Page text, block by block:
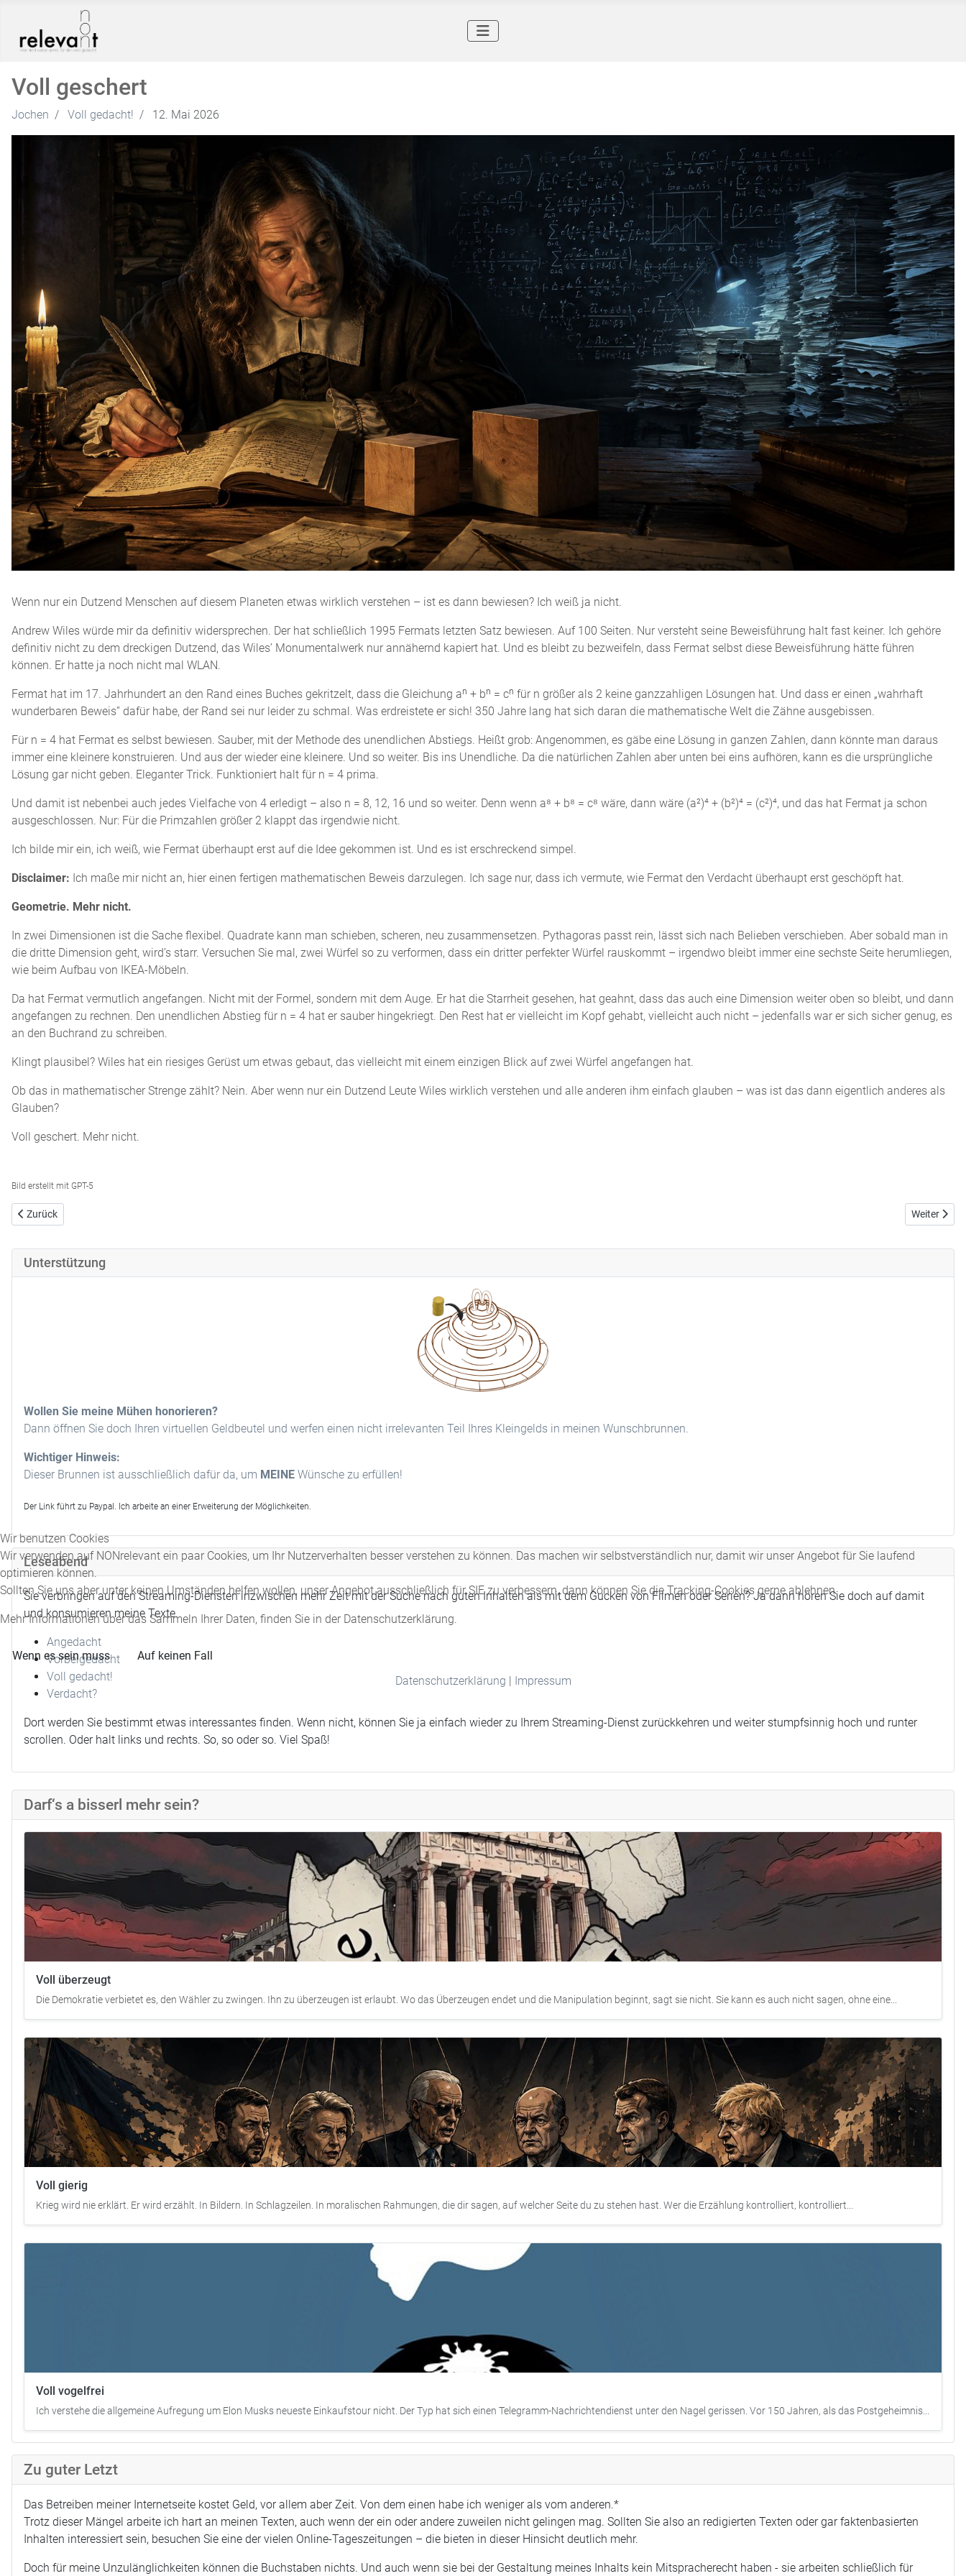
Voll geschert
Jochen Voll gedacht! 12. Mai 2026
Wenn nur ein Dutzend Menschen auf diesem Planeten etwas wirklich verstehen – ist es dann bewiesen? Ich weiß ja nicht.
Andrew Wiles würde mir da definitiv widersprechen. Der hat schließlich 1995 Fermats letzten Satz bewiesen. Auf 100 Seiten. Nur versteht seine Beweisführung halt fast keiner. Ich gehöre
definitiv nicht zu dem dreckigen Dutzend, das Wiles’ Monumentalwerk nur annähernd kapiert hat. Und es bleibt zu bezweifeln, dass Fermat selbst diese Beweisführung hätte führen
können. Er hatte ja noch nicht mal WLAN.
Fermat hat im 17. Jahrhundert an den Rand eines Buches gekritzelt, dass die Gleichung aⁿ + bⁿ = cⁿ für n größer als 2 keine ganzzahligen Lösungen hat. Und dass er einen „wahrhaft
wunderbaren Beweis” dafür habe, der Rand sei nur leider zu schmal. Was erdreistete er sich! 350 Jahre lang hat sich daran die mathematische Welt die Zähne ausgebissen.
Für n = 4 hat Fermat es selbst bewiesen. Sauber, mit der Methode des unendlichen Abstiegs. Heißt grob: Angenommen, es gäbe eine Lösung in ganzen Zahlen, dann könnte man daraus
immer eine kleinere konstruieren. Und aus der wieder eine kleinere. Und so weiter. Bis ins Unendliche. Da die natürlichen Zahlen aber unten bei eins aufhören, kann es die ursprüngliche
Lösung gar nicht geben. Eleganter Trick. Funktioniert halt für n = 4 prima.
Und damit ist nebenbei auch jedes Vielfache von 4 erledigt – also n = 8, 12, 16 und so weiter. Denn wenn a⁸ + b⁸ = c⁸ wäre, dann wäre (a²)⁴ + (b²)⁴ = (c²)⁴, und das hat Fermat ja schon
ausgeschlossen. Nur: Für die Primzahlen größer 2 klappt das irgendwie nicht.
Ich bilde mir ein, ich weiß, wie Fermat überhaupt erst auf die Idee gekommen ist. Und es ist erschreckend simpel.
Disclaimer: Ich maße mir nicht an, hier einen fertigen mathematischen Beweis darzulegen. Ich sage nur, dass ich vermute, wie Fermat den Verdacht überhaupt erst geschöpft hat.
Geometrie. Mehr nicht.
In zwei Dimensionen ist die Sache flexibel. Quadrate kann man schieben, scheren, neu zusammensetzen. Pythagoras passt rein, lässt sich nach Belieben verschieben. Aber sobald man in
die dritte Dimension geht, wird’s starr. Versuchen Sie mal, zwei Würfel so zu verformen, dass ein dritter perfekter Würfel rauskommt – irgendwo bleibt immer eine sechste Seite herumliegen,
wie beim Aufbau von IKEA-Möbeln.
Da hat Fermat vermutlich angefangen. Nicht mit der Formel, sondern mit dem Auge. Er hat die Starrheit gesehen, hat geahnt, dass das auch eine Dimension weiter oben so bleibt, und dann
angefangen zu rechnen. Den unendlichen Abstieg für n = 4 hat er sauber hingekriegt. Den Rest hat er vielleicht im Kopf gehabt, vielleicht auch nicht – jedenfalls war er sich sicher genug, es
an den Buchrand zu schreiben.
Klingt plausibel? Wiles hat ein riesiges Gerüst um etwas gebaut, das vielleicht mit einem einzigen Blick auf zwei Würfel angefangen hat.
Ob das in mathematischer Strenge zählt? Nein. Aber wenn nur ein Dutzend Leute Wiles wirklich verstehen und alle anderen ihm einfach glauben – was ist das dann eigentlich anderes als
Glauben?
Voll geschert. Mehr nicht.
Bild erstellt mit GPT-5
Vorheriger Beitrag: Voll hinterfragt
Zurück Nächster
Weiter
Unterstützung
Wollen Sie meine Mühen honorieren?
Dann öffnen Sie doch Ihren virtuellen Geldbeutel und werfen einen nicht irrelevanten Teil Ihres Kleingelds in meinen Wunschbrunnen.
Wichtiger Hinweis:
Dieser Brunnen ist ausschließlich dafür da, um MEINE Wünsche zu erfüllen!
Der Link führt zu Paypal. Ich arbeite an einer Erweiterung der Möglichkeiten.
Leseabend
Sie verbringen auf den Streaming-Diensten inzwischen mehr Zeit mit der Suche nach guten Inhalten als mit dem Gucken von Filmen oder Serien? Ja dann hören Sie doch auf damit
und konsumieren meine Texte.
Angedacht
Vorbeigedacht
Voll gedacht!
Verdacht?
Dort werden Sie bestimmt etwas interessantes finden. Wenn nicht, können Sie ja einfach wieder zu Ihrem Streaming-Dienst zurückkehren und weiter stumpfsinnig hoch und runter
scrollen. Oder halt links und rechts. So, so oder so. Viel Spaß!
Darf‘s a bisserl mehr sein?
Voll überzeugt
Die Demokratie verbietet es, den Wähler zu zwingen. Ihn zu überzeugen ist erlaubt. Wo das Überzeugen endet und die Manipulation beginnt, sagt sie nicht. Sie kann es auch nicht sagen, ohne eine...
Voll gierig
Krieg wird nie erklärt. Er wird erzählt. In Bildern. In Schlagzeilen. In moralischen Rahmungen, die dir sagen, auf welcher Seite du zu stehen hast. Wer die Erzählung kontrolliert, kontrolliert...
Voll vogelfrei
Ich verstehe die allgemeine Aufregung um Elon Musks neueste Einkaufstour nicht. Der Typ hat sich einen Telegramm-Nachrichtendienst unter den Nagel gerissen. Vor 150 Jahren, als das Postgeheimnis...
Zu guter Letzt
Das Betreiben meiner Internetseite kostet Geld, vor allem aber Zeit. Von dem einen habe ich weniger als vom anderen.*
Trotz dieser Mängel arbeite ich hart an meinen Texten, auch wenn der ein oder andere zuweilen nicht gelingen mag. Sollten Sie also an redigierten Texten oder gar faktenbasierten
Inhalten interessiert sein, besuchen Sie eine der vielen Online-Tageszeitungen – die bieten in dieser Hinsicht deutlich mehr.
Doch für meine Unzulänglichkeiten können die Buchstaben nichts. Und auch wenn sie bei der Gestaltung meines Inhalts kein Mitspracherecht haben - sie arbeiten schließlich für
Wir benutzen Cookies
Wir verwenden auf NONrelevant ein paar Cookies, um Ihr Nutzerverhalten besser verstehen zu können. Das machen wir selbstverständlich nur, damit wir unser Angebot für Sie laufend
optimieren können.
Sollten Sie uns aber unter keinen Umständen helfen wollen, unser Angebot ausschließlich für SIE zu verbessern, dann können Sie die Tracking-Cookies gerne ablehnen.
Mehr Informationen über das Sammeln Ihrer Daten, finden Sie in der Datenschutzerklärung.
Wenn es sein muss
Auf keinen Fall
Datenschutzerklärung | Impressum